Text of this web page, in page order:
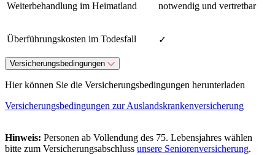
Weiterbehandlung im Heimatland
notwendig und vertretbar
Überführungskosten im Todesfall ✓
Versicherungsbedingungen
Hier können Sie die Versicherungsbedingungen herunterladen
Versicherungsbedingungen zur Auslandskrankenversicherung
Hinweis: Personen ab Vollendung des 75. Lebensjahres wählen
bitte zum Versicherungsabschluss unsere Seniorenversicherung.